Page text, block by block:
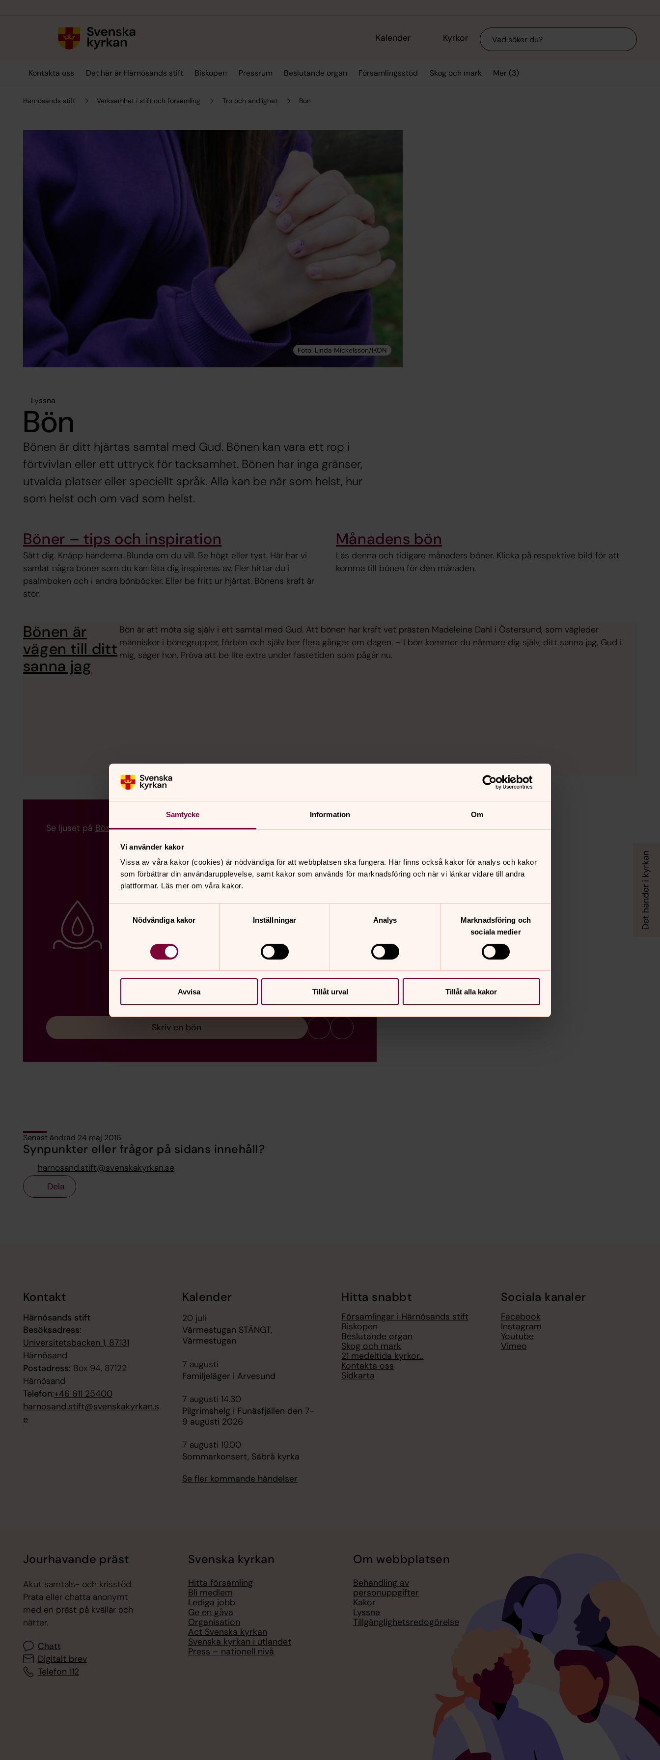
Samtycke Information Om
Vi använder kakor
Vissa av våra kakor (cookies) är nödvändiga för att webbplatsen ska fungera. Här finns också kakor för analys och kakor
som förbättrar din användarupplevelse, samt kakor som används för marknadsföring och när vi länkar vidare till andra
plattformar. Läs mer om våra kakor.
Nödvändiga kakor
Inställningar Analys
Marknadsföring och
sociala medier
Avvisa Tillåt urval Tillåt alla kakor
Kalender Kyrkor Sök
Kontakta oss Det här är Härnösands stift Biskopen Pressrum Beslutande organ Församlingsstöd Skog och mark Mer (3)
Härnösands stift Verksamhet i stift och församling Tro och andlighet Bön
Lyssna
Bön
Bönen är ditt hjärtas samtal med Gud. Bönen kan vara ett rop i
förtvivlan eller ett uttryck för tacksamhet. Bönen har inga gränser,
utvalda platser eller speciellt språk. Alla kan be när som helst, hur
som helst och om vad som helst.
Böner – tips och inspiration
Sätt dig. Knäpp händerna. Blunda om du vill. Be högt eller tyst. Här har vi
samlat några böner som du kan låta dig inspireras av. Fler hittar du i
psalmboken och i andra bönböcker. Eller be fritt ur hjärtat. Bönens kraft är
stor.
Månadens bön
Läs denna och tidigare månaders böner. Klicka på respektive bild för att
komma till bönen för den månaden.
Bönen är
vägen till ditt
sanna jag
Bön är att möta sig själv i ett samtal med Gud. Att bönen har kraft vet prästen Madeleine Dahl i Östersund, som vägleder
människor i bönegrupper, förbön och själv ber flera gånger om dagen. – I bön kommer du närmare dig själv, ditt sanna jag, Gud i
mig, säger hon. Pröva att be lite extra under fastetiden som pågår nu.
Se ljuset på Bönewebben 7 Augusti 2026
Skriv en bön
Senast ändrad 24 maj 2016
Synpunkter eller frågor på sidans innehåll?
harnosand.stift@svenskakyrkan.se
Dela
Kontakt
Härnösands stift
Besöksadress:
Universitetsbacken 1, 87131
Härnösand
Postadress: Box 94, 87122
Härnösand
Telefon:+46 611 25400
harnosand.stift@svenskakyrkan.s
e
Kalender
20 juli
Värmestugan STÄNGT,
Värmestugan
7 augusti
Familjeläger i Arvesund
7 augusti 14.30
Pilgrimshelg i Funäsfjällen den 7-
9 augusti 2026
7 augusti 19.00
Sommarkonsert, Säbrå kyrka
Se fler kommande händelser
Hitta snabbt
Församlingar i Härnösands stift
Biskopen
Beslutande organ
Skog och mark
21 medeltida kyrkor..
Kontakta oss
Sidkarta
Sociala kanaler
Facebook
Instagram
Youtube
Vimeo
Jourhavande präst
Akut samtals- och krisstöd.
Prata eller chatta anonymt
med en präst på kvällar och
nätter.
Chatt
Digitalt brev
Telefon 112
Svenska kyrkan
Hitta församling
Bli medlem
Lediga jobb
Ge en gåva
Organisation
Act Svenska kyrkan
Svenska kyrkan i utlandet
Press – nationell nivå
Om webbplatsen
Behandling av
personuppgifter
Kakor
Lyssna
Tillgänglighetsredogörelse